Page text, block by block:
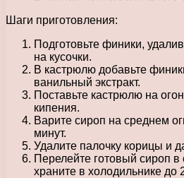
Шаги приготовления:
Подготовьте финики,
на кусочки.
В кастрюлю добавьте
ванильный экстракт.
Поставьте кастрюлю на
кипения.
Варите сироп на среднем
минут.
Удалите палочку корицы и
Перелейте готовый сироп в
храните в холодильнике до